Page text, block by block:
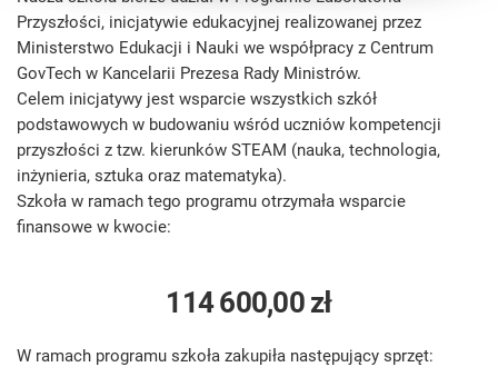
Przyszłości, inicjatywie edukacyjnej realizowanej przez
Ministerstwo Edukacji i Nauki we współpracy z Centrum
GovTech w Kancelarii Prezesa Rady Ministrów.
Celem inicjatywy jest wsparcie wszystkich szkół
podstawowych w budowaniu wśród uczniów kompetencji
przyszłości z tzw. kierunków STEAM (nauka, technologia,
inżynieria, sztuka oraz matematyka).
Szkoła w ramach tego programu otrzymała wsparcie
finansowe w kwocie:
114 600,00 zł
W ramach programu szkoła zakupiła następujący sprzęt: